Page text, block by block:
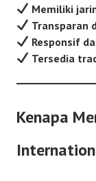
Memiliki
Transparan
Responsif
Tersedia
Kenapa